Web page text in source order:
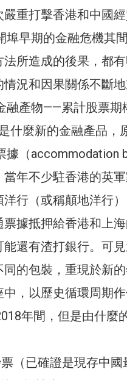
重打擊香港和中國
埠早期的金融危機其
所造成的後果，都
況和因果關係不斷
融產物——累計股票期
什麼新的金融產品，
據（accommodation
年不少駐香港的英
行（或稱顛地洋行
據抵押給香港和上
還有渣打銀行。可
的包裝，重現於新
，以歷史循環周期
年間，但是由什麼